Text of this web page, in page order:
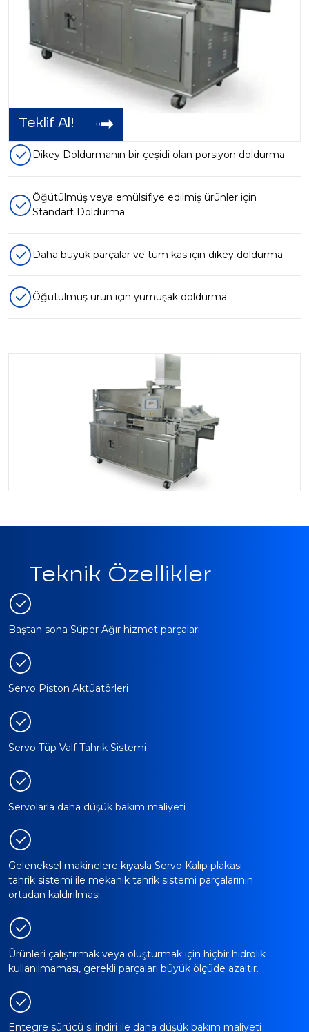
Teklif Al!
Dikey Doldurmanın bir çeşidi olan porsiyon doldurma
Öğütülmüş veya emülsifiye edilmiş ürünler için
Standart Doldurma
Daha büyük parçalar ve tüm kas için dikey doldurma
Öğütülmüş ürün için yumuşak doldurma
Teknik Özellikler
Baştan sona Süper Ağır hizmet parçaları
Servo Piston Aktüatörleri
Servo Tüp Valf Tahrik Sistemi
Servolarla daha düşük bakım maliyeti
Geleneksel makinelere kıyasla Servo Kalıp plakası
tahrik sistemi ile mekanik tahrik sistemi parçalarının
ortadan kaldırılması.
Ürünleri çalıştırmak veya oluşturmak için hiçbir hidrolik
kullanılmaması, gerekli parçaları büyük ölçüde azaltır.
Entegre sürücü silindiri ile daha düşük bakım maliyeti